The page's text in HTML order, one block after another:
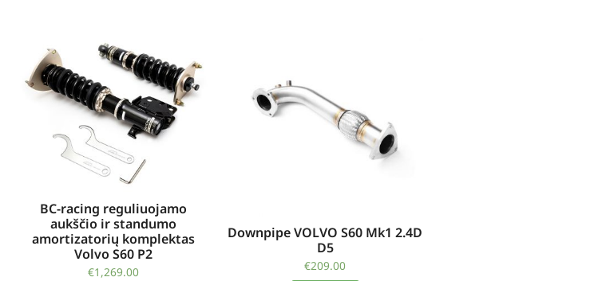
BC-racing reguliuojamo
aukščio ir standumo
amortizatorių komplektas
Volvo S60 P2
€1,269.00
Downpipe VOLVO S60 Mk1 2.4D
D5
€209.00